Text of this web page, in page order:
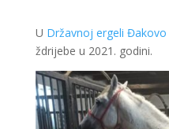
U Državnoj ergeli Đakovo
ždrijebe u 2021. godini.